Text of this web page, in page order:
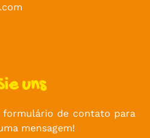
uns
formulário de contato para
mensagem!